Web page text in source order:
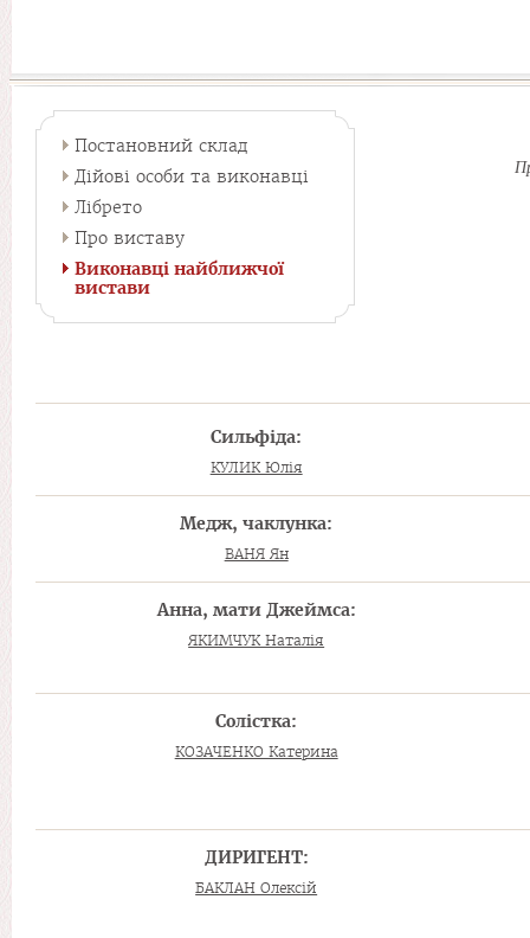
Постановний склад
Дійові особи та виконавці
Лібрето
Про виставу
Виконавці найближчої
вистави
Сильфіда:
КУЛИК Юлія
Медж, чаклунка:
ВАНЯ Ян
Анна, мати Джеймса:
ЯКИМЧУК Наталія
Солістка:
КОЗАЧЕНКО Катерина
ДИРИГЕНТ:
БАКЛАН Олексій